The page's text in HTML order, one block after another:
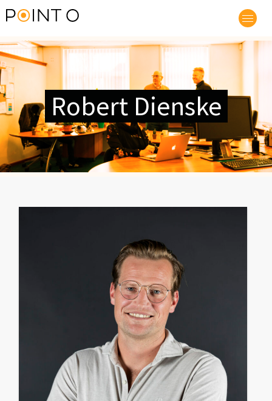
Robert Dienske